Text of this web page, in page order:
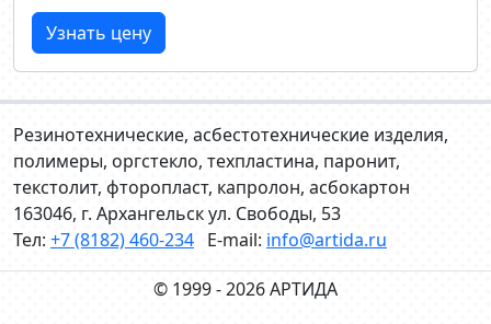
Узнать цену
Резинотехнические, асбестотехнические изделия,
полимеры, оргстекло, техпластина, паронит,
текстолит, фторопласт, капролон, асбокартон
163046, г. Архангельск ул. Свободы, 53
Тел: +7 (8182) 460-234 E-mail: info@artida.ru
© 1999 - 2026 АРТИДА